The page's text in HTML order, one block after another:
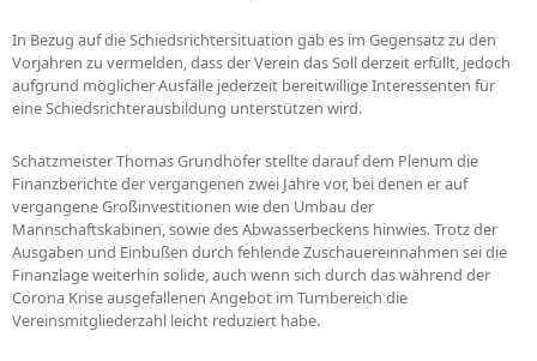
In Bezug auf die Schiedsrichtersituation gab es im Gegensatz zu den
Vorjahren zu vermelden, dass der Verein das Soll derzeit erfüllt, jedoch
aufgrund möglicher Ausfälle jederzeit bereitwillige Interessenten für
eine Schiedsrichterausbildung unterstützen wird.
Schatzmeister Thomas Grundhöfer stellte darauf dem Plenum die
Finanzberichte der vergangenen zwei Jahre vor, bei denen er auf
vergangene Großinvestitionen wie den Umbau der
Mannschaftskabinen, sowie des Abwasserbeckens hinwies. Trotz der
Ausgaben und Einbußen durch fehlende Zuschauereinnahmen sei die
Finanzlage weiterhin solide, auch wenn sich durch das während der
Corona Krise ausgefallenen Angebot im Turnbereich die
Vereinsmitgliederzahl leicht reduziert habe.